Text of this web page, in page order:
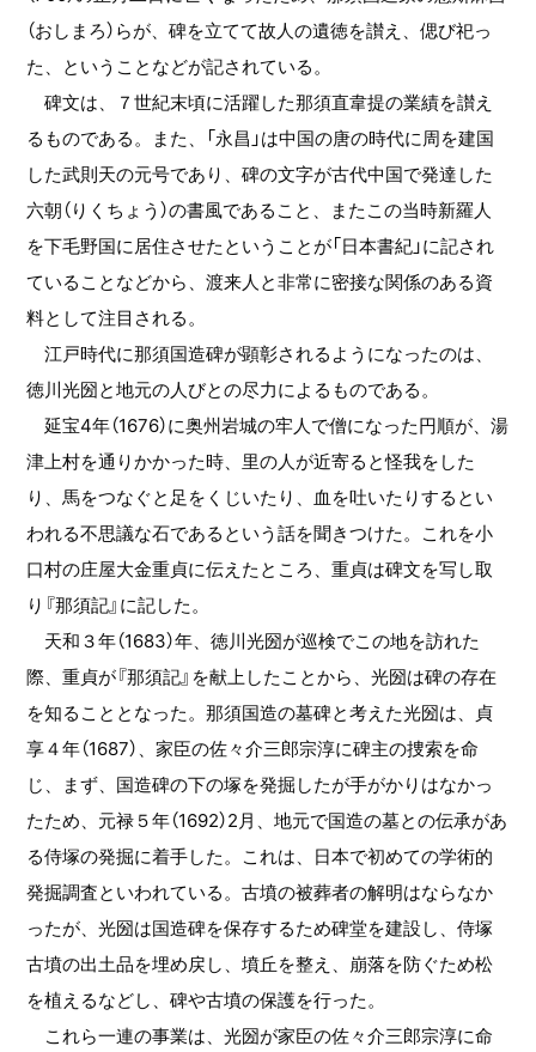
（おしまろ）らが、碑を立てて故人の遺徳を讃え、偲び祀っ
た、ということなどが記されている。
碑文は、７世紀末頃に活躍した那須直韋提の業績を讃え
るものである。また、「永昌」は中国の唐の時代に周を建国
した武則天の元号であり、碑の文字が古代中国で発達した
六朝（りくちょう）の書風であること、またこの当時新羅人
を下毛野国に居住させたということが「日本書紀」に記され
ていることなどから、渡来人と非常に密接な関係のある資
料として注目される。
江戸時代に那須国造碑が顕彰されるようになったのは、
徳川光圀と地元の人びとの尽力によるものである。
延宝4年（1676）に奥州岩城の牢人で僧になった円順が、湯
津上村を通りかかった時、里の人が近寄ると怪我をした
り、馬をつなぐと足をくじいたり、血を吐いたりするとい
われる不思議な石であるという話を聞きつけた。これを小
口村の庄屋大金重貞に伝えたところ、重貞は碑文を写し取
り『那須記』に記した。
天和３年（1683）年、徳川光圀が巡検でこの地を訪れた
際、重貞が『那須記』を献上したことから、光圀は碑の存在
を知ることとなった。那須国造の墓碑と考えた光圀は、貞
享４年（1687）、家臣の佐々介三郎宗淳に碑主の捜索を命
じ、まず、国造碑の下の塚を発掘したが手がかりはなかっ
たため、元禄５年（1692）2月、地元で国造の墓との伝承があ
る侍塚の発掘に着手した。これは、日本で初めての学術的
発掘調査といわれている。古墳の被葬者の解明はならなか
ったが、光圀は国造碑を保存するため碑堂を建設し、侍塚
古墳の出土品を埋め戻し、墳丘を整え、崩落を防ぐため松
を植えるなどし、碑や古墳の保護を行った。
これら一連の事業は、光圀が家臣の佐々介三郎宗淳に命